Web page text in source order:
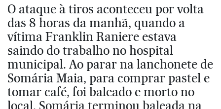
O ataque à tiros aconteceu por volta
das 8 horas da manhã, quando a
vítima Franklin Raniere estava
saindo do trabalho no hospital
municipal. Ao parar na lanchonete de
Somária Maia, para comprar pastel e
tomar café, foi baleado e morto no
local. Somária terminou baleada na